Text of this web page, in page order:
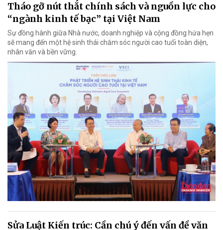
Tháo gỡ nút thắt chính sách và nguồn lực cho
“ngành kinh tế bạc” tại Việt Nam
Sự đồng hành giữa Nhà nước, doanh nghiệp và cộng đồng hứa hẹn
sẽ mang đến một hệ sinh thái chăm sóc người cao tuổi toàn diện,
nhân văn và bền vững.
Sửa Luật Kiến trúc: Cần chú ý đến vấn đề văn